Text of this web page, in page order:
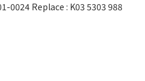
0024 Replace : K03 5303 988